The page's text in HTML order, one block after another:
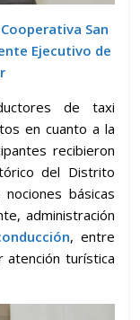
San
Ejecutivo de
de taxi
en cuanto a la
recibieron
del Distrito
básicas
administración
, entre
turística